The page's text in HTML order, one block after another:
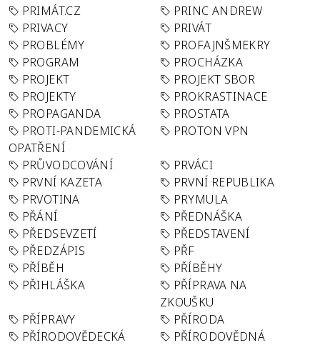
PRIMÁT.CZ
PRINC ANDREW
PRIVACY
PRIVÁT
PROBLÉMY
PROFAJNŠMEKRY
PROGRAM
PROCHÁZKA
PROJEKT
PROJEKT SBOR
PROJEKTY
PROKRASTINACE
PROPAGANDA
PROSTATA
PROTI-PANDEMICKÁ
OPATŘENÍ
PROTON VPN
PRŮVODCOVÁNÍ
PRVÁCI
PRVNÍ KAZETA
PRVNÍ REPUBLIKA
PRVOTINA
PRYMULA
PŘÁNÍ
PŘEDNÁŠKA
PŘEDSEVZETÍ
PŘEDSTAVENÍ
PŘEDZÁPIS
PŘF
PŘÍBĚH
PŘÍBĚHY
PŘIHLÁŠKA
PŘÍPRAVA NA
ZKOUŠKU
PŘÍPRAVY
PŘÍRODA
PŘÍRODOVĚDECKÁ
PŘÍRODOVĚDNÁ